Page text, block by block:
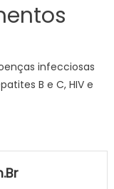
infecciosas
B e C, HIV e